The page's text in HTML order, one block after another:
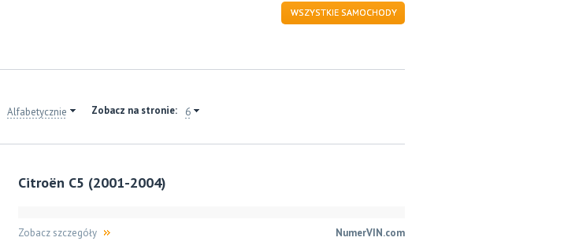
WSZYSTKIE SAMOCHODY
Alfabetycznie Zobacz na stronie: 6
Citroën C5 (2001-2004)
NumerVIN.com
Zobacz szczegóły